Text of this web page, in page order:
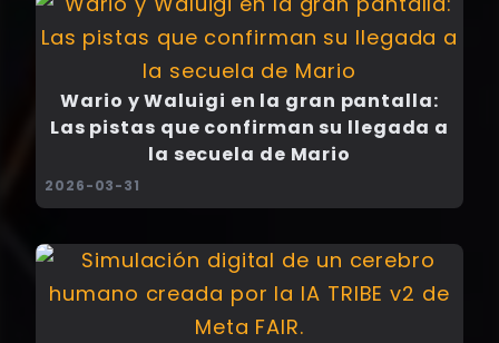
Wario y Waluigi en la gran pantalla:
Las pistas que confirman su llegada a
la secuela de Mario
2026-03-31